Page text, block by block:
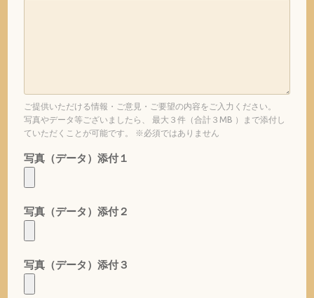
ご提供いただける情報・ご意見・ご要望の内容をご入力ください。
写真やデータ等ございましたら、 最大３件（合計３MB ）まで添付し
ていただくことが可能です。 ※必須ではありません
写真（データ）添付１
写真（データ）添付２
写真（データ）添付３